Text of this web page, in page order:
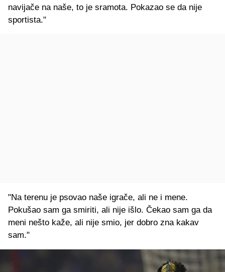
navijače na naše, to je sramota. Pokazao se da nije
sportista."
"Na terenu je psovao naše igrače, ali ne i mene.
Pokušao sam ga smiriti, ali nije išlo. Čekao sam ga da
meni nešto kaže, ali nije smio, jer dobro zna kakav
sam."